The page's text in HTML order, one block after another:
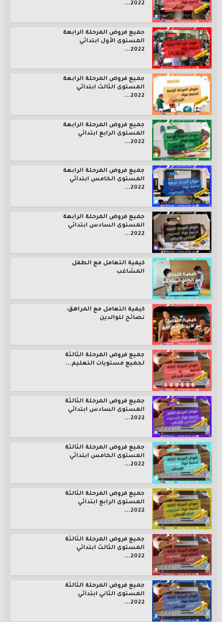
2022...
جميع فروض المرحلة الرابعة
المستوى الأول ابتدائي
2022...
جميع فروض المرحلة الرابعة
المستوى الثالث ابتدائي
2022...
جميع فروض المرحلة الرابعة
المستوى الرابع ابتدائي
2022...
جميع فروض المرحلة الرابعة
المستوى الخامس ابتدائي
2022...
جميع فروض المرحلة الرابعة
المستوى السادس ابتدائي
2022...
كيفية التعامل مع الطفل
المشاغب
كيفية التعامل مع المراهق:
نصائح للوالدين
جميع فروض المرحلة الثالثة
لجميع مستويات التعليم...
جميع فروض المرحلة الثالثة
المستوى السادس ابتدائي
2022...
جميع فروض المرحلة الثالثة
المستوى الخامس ابتدائي
2022...
جميع فروض المرحلة الثالثة
المستوى الرابع ابتدائي
2022...
جميع فروض المرحلة الثالثة
المستوى الثالث ابتدائي
2022...
جميع فروض المرحلة الثالثة
المستوى الثاني ابتدائي
2022...